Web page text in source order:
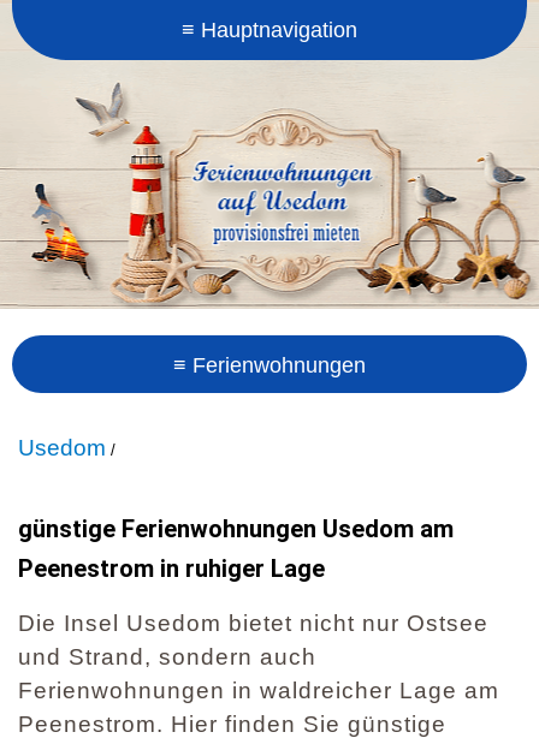
Usedom /
günstige Ferienwohnungen Usedom am
Peenestrom in ruhiger Lage
Die Insel Usedom bietet nicht nur Ostsee
und Strand, sondern auch
Ferienwohnungen in waldreicher Lage am
Peenestrom. Hier finden Sie günstige